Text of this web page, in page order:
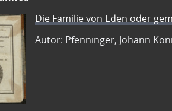
Die Familie von Eden oder
Autor: Pfenninger, Johann